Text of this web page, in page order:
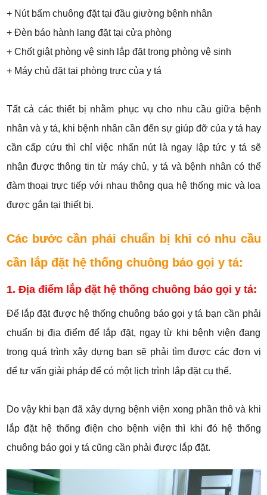
+ Nút bấm chuông đặt tại đầu giường bệnh nhân
+ Đèn báo hành lang đặt tại cửa phòng
+ Chốt giật phòng vệ sinh lắp đặt trong phòng vệ sinh
+ Máy chủ đặt tại phòng trực của y tá
Tất cả các thiết bị nhằm phục vụ cho nhu cầu giữa bệnh
nhân và y tá, khi bệnh nhân cần đến sự giúp đỡ của y tá hay
cần cấp cứu thì chỉ việc nhấn nút là ngay lập tức y tá sẽ
nhận được thông tin từ máy chủ, y tá và bệnh nhân có thể
đàm thoại trực tiếp với nhau thông qua hệ thống mic và loa
được gắn tại thiết bị.
Các bước cần phải chuẩn bị khi có nhu cầu
cần lắp đặt hệ thống chuông báo gọi y tá:
1. Địa điểm lắp đặt hệ thống chuông báo gọi y tá:
Để lắp đặt được hệ thống chuông báo gọi y tá bạn cần phải
chuẩn bị địa điểm để lắp đặt, ngay từ khi bệnh viện đang
trong quá trình xây dựng bạn sẽ phải tìm được các đơn vị
để tư vấn giải pháp để có một lịch trình lắp đặt cụ thể.
Do vậy khi bạn đã xây dựng bệnh viện xong phần thô và khi
lắp đặt hệ thống điện cho bệnh viện thì khi đó hệ thống
chuông báo gọi y tá cũng cần phải được lắp đặt.